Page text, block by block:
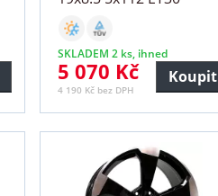
SKLADEM 2 ks, ihned
5 070 Kč
4 190 Kč bez DPH
Koupit